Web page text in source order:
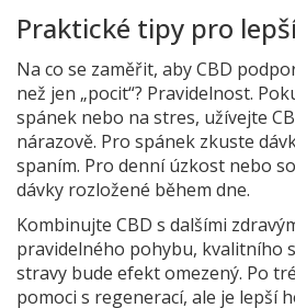
Praktické tipy pro
Na co se zaměřit, aby CBD
než jen „pocit“? Pravidelnost.
spánek nebo na stres, užívejte
nárazově. Pro spánek zkuste
spaním. Pro denní úzkost nebo
dávky rozložené během dne.
Kombinujte CBD s dalšími
pravidelného pohybu, kvalitního
stravy bude efekt omezený. Po
pomoci s regenerací, ale je lepší